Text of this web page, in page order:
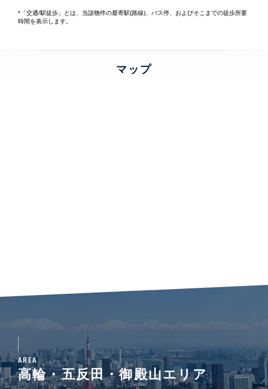
*「交通/駅徒歩」とは、当該物件の最寄駅(路線)、バス停、およびそこまでの徒歩所要
時間を表示します。
マップ
AREA
高輪・五反田・御殿山エリア